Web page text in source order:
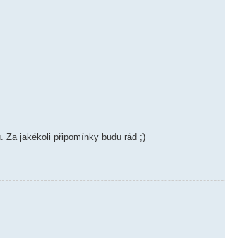
Za jakékoli připomínky budu rád ;)